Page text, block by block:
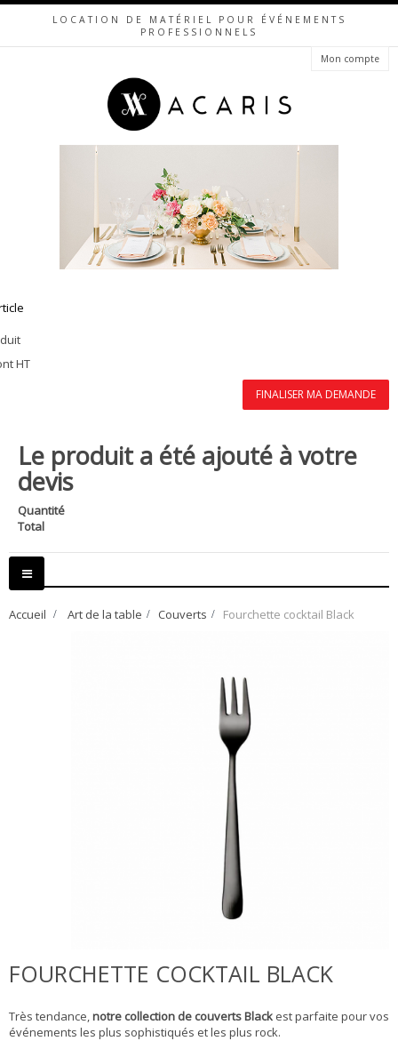
LOCATION DE MATÉRIEL POUR ÉVÉNEMENTS
PROFESSIONNELS
Mon compte
HT
FINALISER MA DEMANDE
Le produit a été ajouté à votre
devis
Quantité
Total
Basculer
la
Accueil > Art de la table > Couverts > Fourchette cocktail Black
FOURCHETTE COCKTAIL BLACK
Très tendance,notre collection de couverts Black est parfaite pour vos
événements les plus sophistiqués et les plus rock.